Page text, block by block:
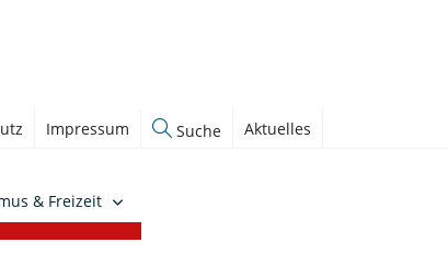
Impressum Suche Aktuelles
& Freizeit